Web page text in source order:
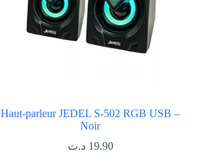
Haut-parleur JEDEL S-502 RGB USB –
Noir
19.90 د.ت